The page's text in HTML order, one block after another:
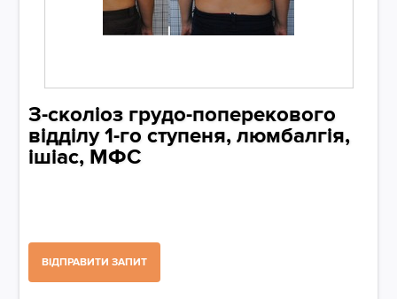
З-сколіоз грудо-поперекового
відділу 1-го ступеня, люмбалгія,
ішіас, МФС
ВІДПРАВИТИ ЗАПИТ